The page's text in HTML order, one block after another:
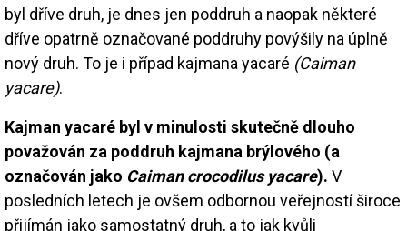
byl dříve druh, je dnes jen poddruh a naopak některé
dříve opatrně označované poddruhy povýšily na úplně
nový druh. To je i případ kajmana yacaré (Caiman
yacare).
Kajman yacaré byl v minulosti skutečně dlouho
považován za poddruh kajmana brýlového (a
označován jako Caiman crocodilus yacare). V
posledních letech je ovšem odbornou veřejností široce
přijímán jako samostatný druh, a to jak kvůli